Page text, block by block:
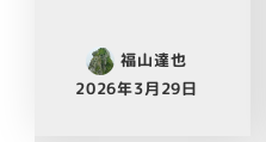
福山達也
2026年3月29日